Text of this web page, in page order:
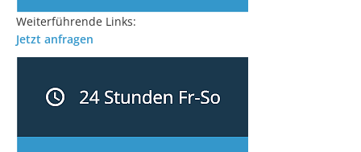
Weiterführende Links:
Jetzt anfragen